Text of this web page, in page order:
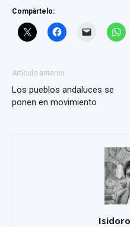
Compártelo:
Artículo anterior
Los pueblos andaluces se
ponen en movimiento